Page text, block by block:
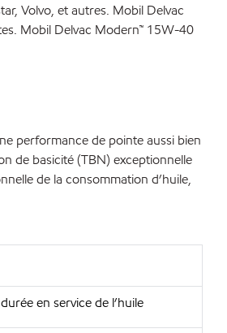
Volvo, et autres. Mobil Delvac
Mobil Delvac Modern™ 15W-40
performance de pointe aussi bien
de basicité (TBN) exceptionnelle
de la consommation d’huile,
en service de l’huile